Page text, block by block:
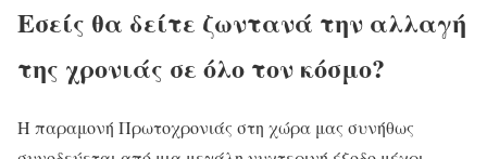
Εσείς θα δείτε ζωντανά την αλλαγή
της χρονιάς σε όλο τον κόσμο?
Η παραμονή Πρωτοχρονιάς στη χώρα μας συνήθως